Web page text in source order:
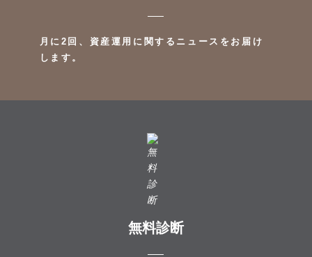
月に2回、資産運用に関するニュースをお届け
します。
無料診断